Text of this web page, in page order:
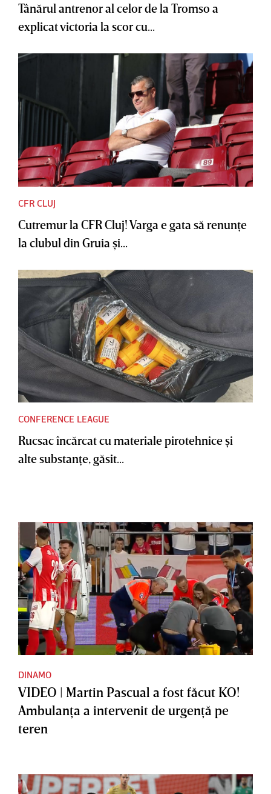
Tânărul antrenor al celor de la Tromso a
explicat victoria la scor cu...
CFR CLUJ
Cutremur la CFR Cluj! Varga e gata să renunţe
la clubul din Gruia şi...
CONFERENCE LEAGUE
Rucsac încărcat cu materiale pirotehnice şi
alte substanţe, găsit...
DINAMO
VIDEO | Martin Pascual a fost făcut KO!
Ambulanţa a intervenit de urgenţă pe
teren